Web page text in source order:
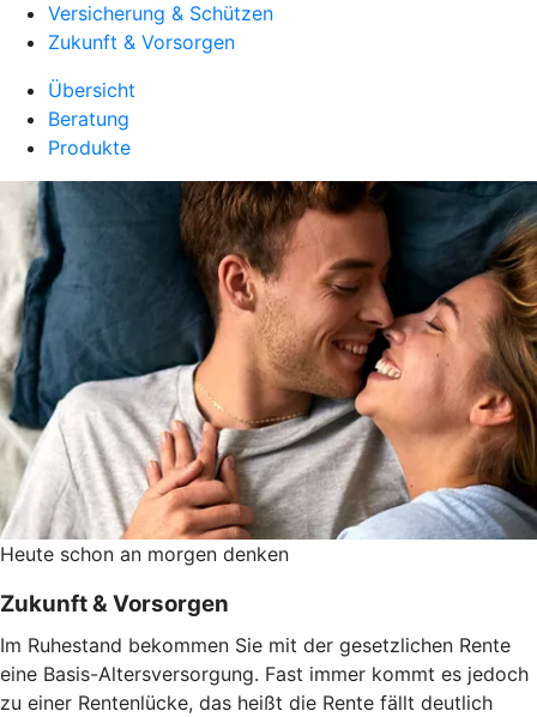
Versicherung & Schützen
Zukunft & Vorsorgen
Übersicht
Beratung
Produkte
Heute schon an morgen denken
Zukunft & Vorsorgen
Im Ruhestand bekommen Sie mit der gesetzlichen Rente
eine Basis-Altersversorgung. Fast immer kommt es jedoch
zu einer Rentenlücke, das heißt die Rente fällt deutlich